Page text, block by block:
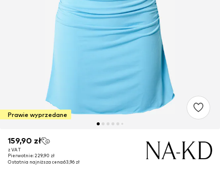
Prawie wyprzedane
159,90 zł
z VAT
Pierwotnie: 229,90 zł
Ostatnia najniższa cena:63,96 zł
159,90 zł
z VAT
Pierwotnie: 229,90 zł
Ostatnia najniższa cena:63,96 zł